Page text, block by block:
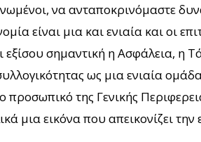
να ανταποκρινόμαστε
είναι μια και ενιαία και οι
εξίσου σημαντική η Ασφάλεια,
ως μια ενιαία
προσωπικό της Γενικής
μια εικόνα που απεικονίζει